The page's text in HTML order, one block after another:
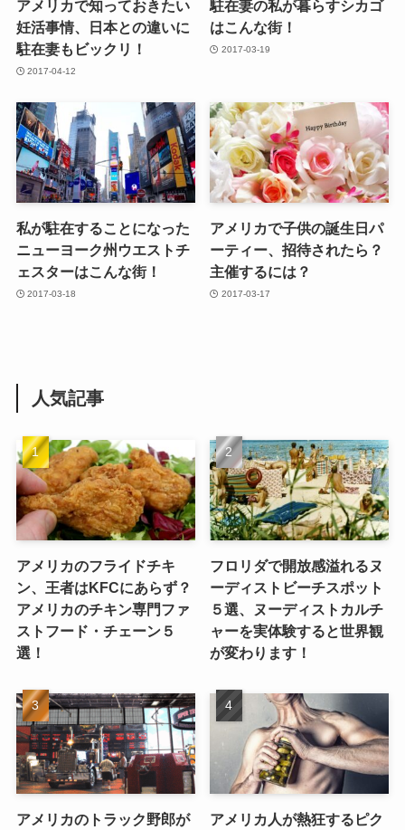
アメリカで知っておきたい
妊活事情、日本との違いに
駐在妻もビックリ！
2017-04-12
駐在妻の私が暮らすシカゴ
はこんな街！
2017-03-19
私が駐在することになった
ニューヨーク州ウエストチ
ェスターはこんな街！
2017-03-18
アメリカで子供の誕生日パ
ーティー、招待されたら？
主催するには？
2017-03-17
人気記事
アメリカのフライドチキ
ン、王者はKFCにあらず？
アメリカのチキン専門ファ
ストフード・チェーン５
選！
フロリダで開放感溢れるヌ
ーディストビーチスポット
５選、ヌーディストカルチ
ャーを実体験すると世界観
が変わります！
アメリカのトラック野郎が
アメリカ人が熱狂するピク